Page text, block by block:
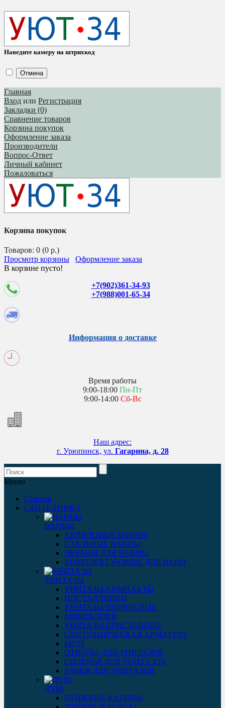
Наведите камеру на штрихкод
Отмена
Главная
Вход или Регистрация
Закладки (0)
Сравнение товаров
Корзина покупок
Оформление заказа
Производители
Вопрос-Ответ
Личный кабинет
Пожаловаться
Корзина покупок
Товаров: 0 (0 р.)
Просмотр корзины
Оформление заказа
В корзине пусто!
+7(902)361-34-93
+7(988)001-65-34
Информация о доставке
Время работы
9:00-18:00 Пн-Пт
9:00-14:00 Сб-Вс
Наш адрес:
г. Урюпинск, ул. Гагарина, д. 28
Меню
Главная
САНТЕХНИКА
ВАННЫ
АКРИЛОВЫЕ ВАННЫ
СТАЛЬНЫЕ ВАННЫ
ЭКРАНЫ ДЛЯ ВАННЫ
КОМПЛЕКТУЮЩИЕ ДЛЯ ВАНН
УНИТАЗЫ
УНИТАЗЫ-КОМПАКТЫ
ИНСТАЛЛЯЦИИ
УНИТАЗЫ ПОДВЕСНЫЕ
МОНОБЛОКИ
УНИТАЗЫ ПРИСТАВНЫЕ
САНТЕХНИЧЕСКАЯ АРМАТУРА
БИДЕ
ОТВОДЫ ДЛЯ УНИТАЗОВ
СИДЕНЬЯ ДЛЯ УНИТАЗОВ
БАЧКИ ДЛЯ УНИТАЗОВ
ДУШ
ДУШЕВЫЕ КАБИНЫ